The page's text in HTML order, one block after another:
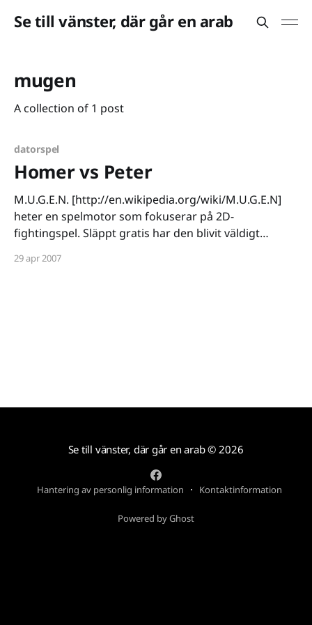
Se till vänster, där går en arab
mugen
A collection of 1 post
datorspel
Homer vs Peter
M.U.G.E.N. [http://en.wikipedia.org/wiki/M.U.G.E.N]
heter en spelmotor som fokuserar på 2D-
fightingspel. Släppt gratis har den blivit väldigt
kunna koda i C och vara halvduktig på grafik för att
29 apr 2007
Se till vänster, där går en arab© 2026
Hantering av personlig information Kontaktinformation
Powered by Ghost